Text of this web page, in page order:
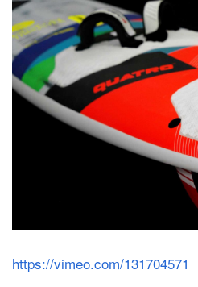
https://vimeo.com/131704571